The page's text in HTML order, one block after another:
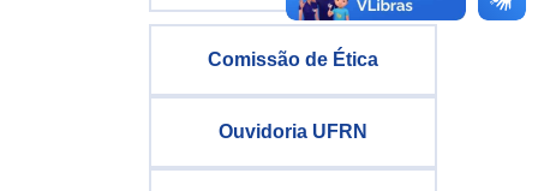
Comissão de Ética
Ouvidoria UFRN